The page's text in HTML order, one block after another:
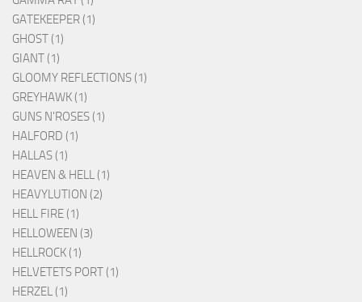
GATEKEEPER (1)
GHOST (1)
GIANT (1)
GLOOMY REFLECTIONS (1)
GREYHAWK (1)
GUNS N'ROSES (1)
HALFORD (1)
HALLAS (1)
HEAVEN & HELL (1)
HEAVYLUTION (2)
HELL FIRE (1)
HELLOWEEN (3)
HELLROCK (1)
HELVETETS PORT (1)
HERZEL (1)